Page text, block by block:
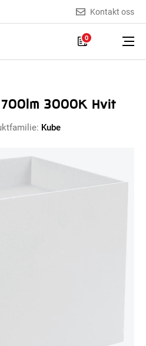
Kontakt oss
0
3000K Hvit
Kube